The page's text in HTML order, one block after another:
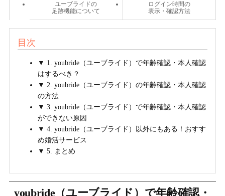
ユーブライドの
足跡機能について
ログイン時間の
表示・確認方法
目次
▼ 1. youbride（ユーブライド）で年齢確認・本人確認
はするべき？
▼ 2. youbride（ユーブライド）の年齢確認・本人確認
の方法
▼ 3. youbride（ユーブライド）で年齢確認・本人確認
ができない原因
▼ 4. youbride（ユーブライド）以外にもある！おすす
め婚活サービス
▼ 5. まとめ
youbride（ユーブライド）で年齢確認・